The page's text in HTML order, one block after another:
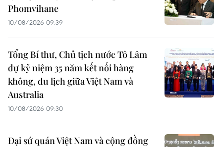
Phomvihane
10/08/2026 09:39
Tổng Bí thư, Chủ tịch nước Tô Lâm
dự kỷ niệm 35 năm kết nối hàng
không, du lịch giữa Việt Nam và
Australia
10/08/2026 09:30
Đại sứ quán Việt Nam và cộng đồng